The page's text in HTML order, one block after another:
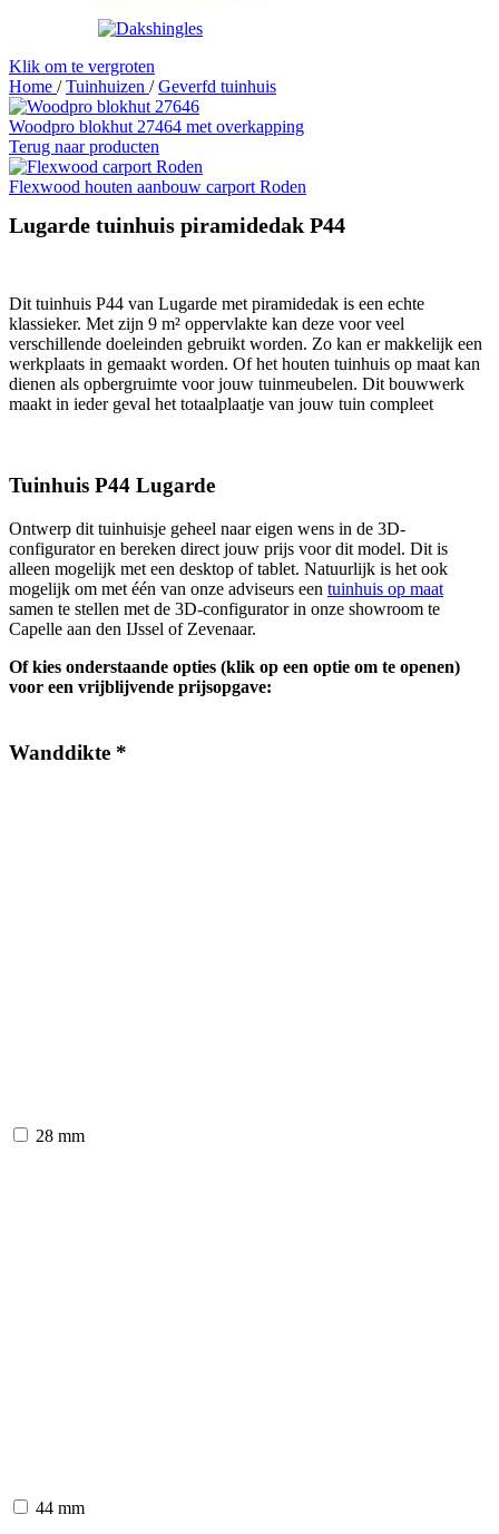
Klik om te vergroten
Home / Tuinhuizen / Geverfd tuinhuis
Woodpro blokhut 27464 met overkapping
Terug naar producten
Flexwood houten aanbouw carport Roden
Lugarde tuinhuis piramidedak P44
Dit tuinhuis P44 van Lugarde met piramidedak is een echte
klassieker. Met zijn 9 m² oppervlakte kan deze voor veel
verschillende doeleinden gebruikt worden. Zo kan er makkelijk een
werkplaats in gemaakt worden. Of het houten tuinhuis op maat kan
dienen als opbergruimte voor jouw tuinmeubelen. Dit bouwwerk
maakt in ieder geval het totaalplaatje van jouw tuin compleet
Tuinhuis P44 Lugarde
Ontwerp dit tuinhuisje geheel naar eigen wens in de 3D-
configurator en bereken direct jouw prijs voor dit model. Dit is
alleen mogelijk met een desktop of tablet. Natuurlijk is het ook
mogelijk om met één van onze adviseurs een tuinhuis op maat
samen te stellen met de 3D-configurator in onze showroom te
Capelle aan den IJssel of Zevenaar.
Of kies onderstaande opties (klik op een optie om te openen)
voor een vrijblijvende prijsopgave:
Wanddikte *
28 mm
44 mm